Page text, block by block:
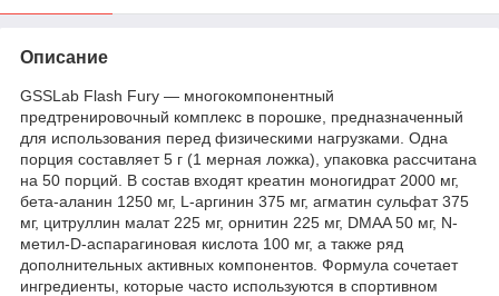
Описание
GSSLab Flash Fury — многокомпонентный
предтренировочный комплекс в порошке, предназначенный
для использования перед физическими нагрузками. Одна
порция составляет 5 г (1 мерная ложка), упаковка рассчитана
на 50 порций. В состав входят креатин моногидрат 2000 мг,
бета-аланин 1250 мг, L-аргинин 375 мг, агматин сульфат 375
мг, цитруллин малат 225 мг, орнитин 225 мг, DMAA 50 мг, N-
метил-D-аспарагиновая кислота 100 мг, а также ряд
дополнительных активных компонентов. Формула сочетает
ингредиенты, которые часто используются в спортивном